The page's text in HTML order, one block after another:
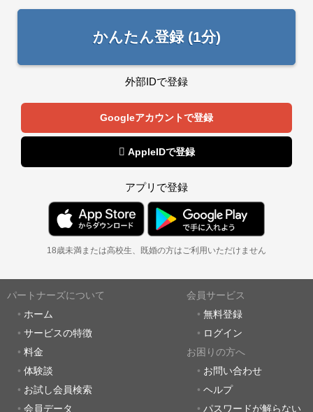
かんたん登録 (1分)
外部IDで登録
Googleアカウントで登録
 AppleIDで登録
アプリで登録
18歳未満または高校生、既婚の方はご利用いただけません
パートナーズについて
ホーム
サービスの特徴
料金
体験談
お試し会員検索
会員データ
会員サービス
無料登録
ログイン
お困りの方へ
お問い合わせ
ヘルプ
パスワードが解らない